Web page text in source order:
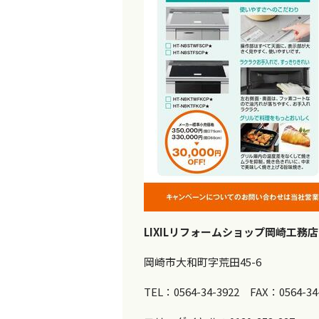
LIXILリフォームショップ岡崎工務店
岡崎市大和町字荒田45-6
TEL：0564-34-3922 FAX：0564-